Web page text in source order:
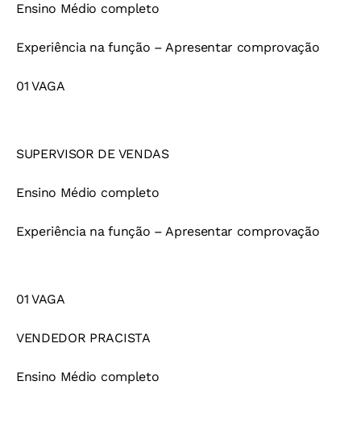
Ensino Médio completo
Experiência na função – Apresentar comprovação
01 VAGA
SUPERVISOR DE VENDAS
Ensino Médio completo
Experiência na função – Apresentar comprovação
01 VAGA
VENDEDOR PRACISTA
Ensino Médio completo